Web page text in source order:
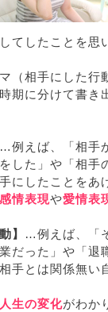
てしたことを思
（相手にした行
期に分けて書き
…例えば、「相手
した」や「相手
にしたことをあ
感情表現や愛情表
】
…例えば、「
だった」や「退
手とは関係無い
人生の変化がわか